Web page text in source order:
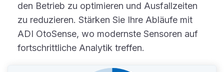
den Betrieb zu optimieren und Ausfallzeiten
zu reduzieren. Stärken Sie Ihre Abläufe mit
ADI OtoSense, wo modernste Sensoren auf
fortschrittliche Analytik treffen.